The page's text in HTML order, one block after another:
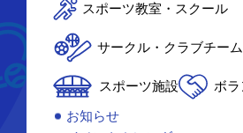
スポーツ教室・スクール
サークル・クラブチーム
スポーツ施設
ボ
お知らせ